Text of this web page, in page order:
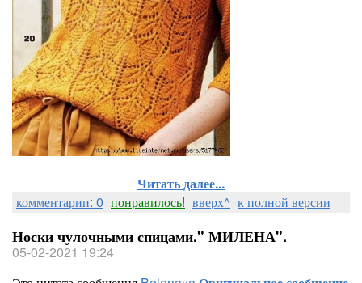
Читать далее...
комментарии: 0 понравилось! вверх^ к полной версии
Носки чулочными спицами." МИЛЕНА".
05-02-2021 19:24